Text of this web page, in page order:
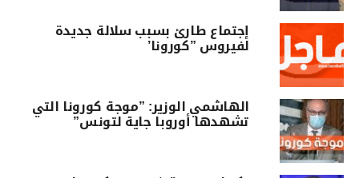
إجتماع طارئ بسبب سلالة جديدة
لفيروس ”كورونا’
الهاشمي الوزير: ”موجة كورونا التي
تشهدها أوروبا جاية لتونس”